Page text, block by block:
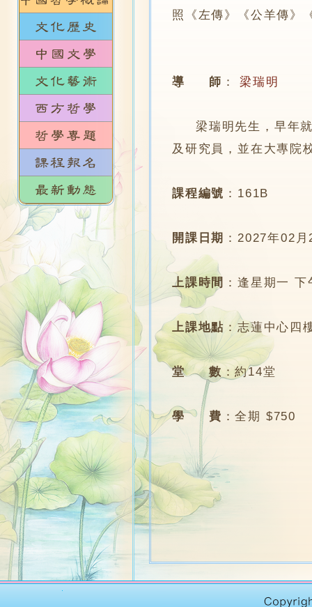
照《左傳》《公羊傳》
導 師 ： 梁瑞明
梁瑞明先生，早年就
及研究員，並在大專院
課程編號 ： 161B
開課日期 ：2027年02月
上課時間 ：逢星期一
上課地點 ：志蓮中心四
堂 數 ：約14堂
學 費 ：全期 $750